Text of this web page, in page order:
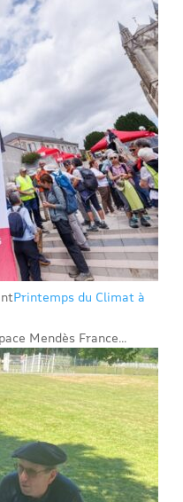
Printemps du Climat à
Mendès France...